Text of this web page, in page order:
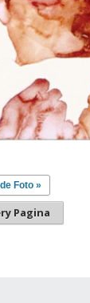
Foto »
Pagina